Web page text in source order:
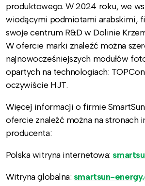
produktowego. W 2024 roku, we
wiodącymi podmiotami arabskimi,
swoje centrum R&D w Dolinie
W ofercie marki znaleźć można
najnowocześniejszych modułów
opartych na technologiach:
oczywiście HJT.
Więcej informacji o firmie
ofercie znaleźć można na stronach
producenta:
Polska witryna internetowa:
Witryna globalna: smartsun-